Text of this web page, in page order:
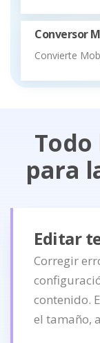
Conversor
Convierte
para
Editar
Corregir
contenido.
el tamaño,